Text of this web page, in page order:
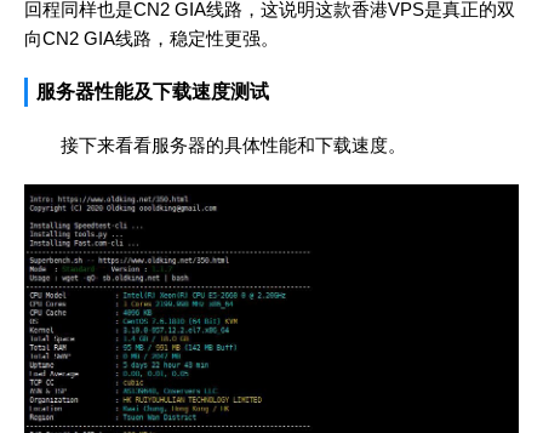
回程同样也是CN2 GIA线路，这说明这款香港VPS是真正的双
向CN2 GIA线路，稳定性更强。
服务器性能及下载速度测试
接下来看看服务器的具体性能和下载速度。